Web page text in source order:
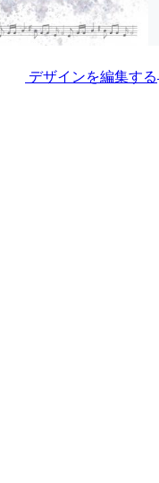
デザインを編集する